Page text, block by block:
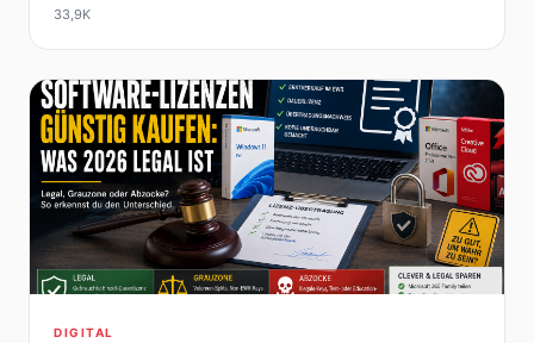
33,9K
DIGITAL